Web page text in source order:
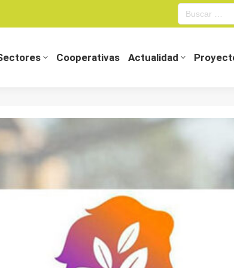
Search:
Cooperativas Actualidad
Actualidad